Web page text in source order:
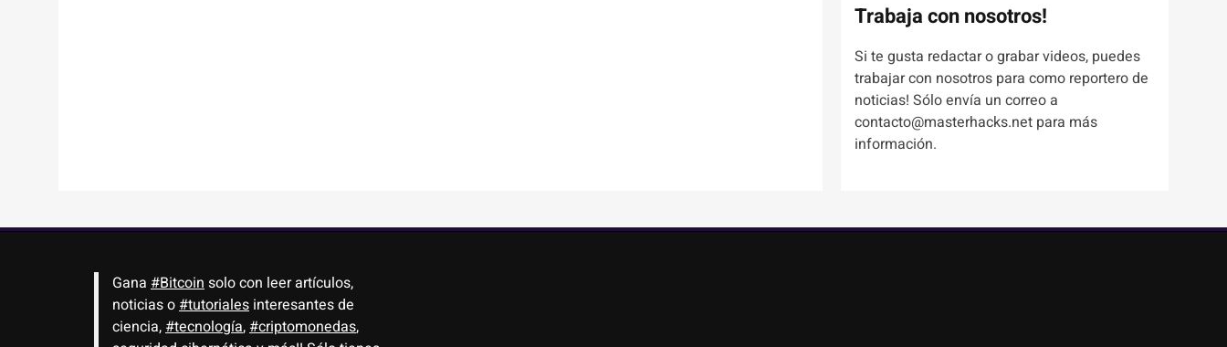
Trabaja con nosotros!
Si te gusta redactar o grabar videos, puedes
trabajar con nosotros para como reportero de
noticias! Sólo envía un correo a
contacto@masterhacks.net para más
información.
Gana #Bitcoin solo con leer artículos,
noticias o #tutoriales interesantes de
ciencia, #tecnología, #criptomonedas,